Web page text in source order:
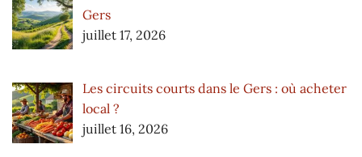
Gers
juillet 17, 2026
Les circuits courts dans le Gers : où acheter
local ?
juillet 16, 2026